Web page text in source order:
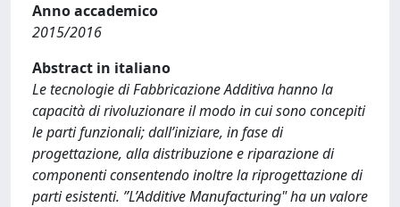
Anno accademico
2015/2016
Abstract in italiano
Le tecnologie di Fabbricazione Additiva hanno la
capacità di rivoluzionare il modo in cui sono concepiti
le parti funzionali; dall’iniziare, in fase di
progettazione, alla distribuzione e riparazione di
componenti consentendo inoltre la riprogettazione di
parti esistenti. ”L’Additive Manufacturing" ha un valore